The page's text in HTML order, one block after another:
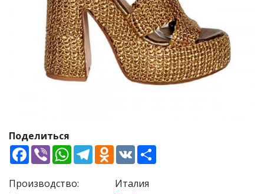
Поделиться
Facebook
ViberWhatsApp
TelegramOdnoklassniki
VK
Производство:
Италия